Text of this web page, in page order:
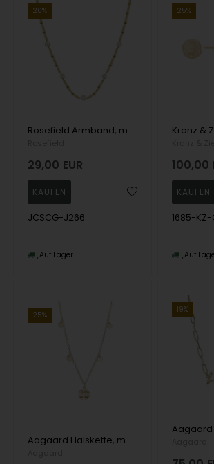
26%
Rosefield Armband, model JCSCG-J266
29,00 EUR
JCSCG-J266
Auf Lager
25%
100,00
1685-KZ-
Auf
25%
Aagaard Halskette, model 1680-S-G63
19%